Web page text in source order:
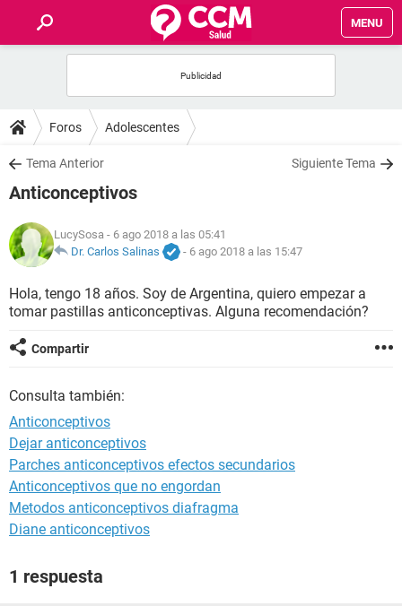
MENU
FOROS
SALUD
NUTRICIÓN
BIENESTAR
SEXUALIDAD
GLOSARIO
Foros Adolescentes
Tema Anterior Siguiente Tema
Anticonceptivos
LucySosa - 6 ago 2018 a las 05:41
Dr. Carlos Salinas
- 6 ago 2018 a las 15:47
Hola, tengo 18 años. Soy de Argentina, quiero empezar a
tomar pastillas anticonceptivas. Alguna recomendación?
Compartir
Consulta también:
Anticonceptivos
Dejar anticonceptivos
Parches anticonceptivos efectos secundarios
Anticonceptivos que no engordan
Metodos anticonceptivos diafragma
Diane anticonceptivos
1 respuesta